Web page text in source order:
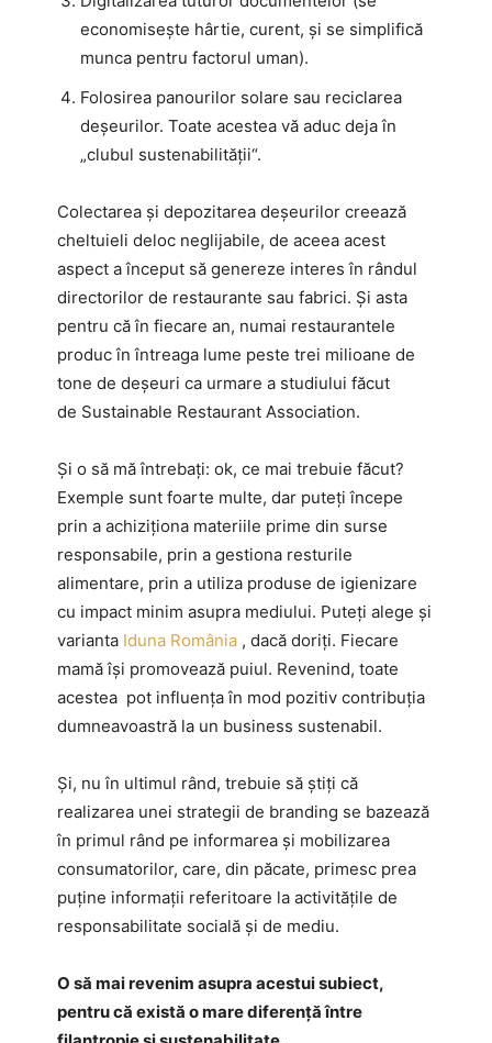
economisește hârtie, curent, și se simplifică
munca pentru factorul uman).
Folosirea panourilor solare sau reciclarea
deșeurilor. Toate acestea vă aduc deja în
„clubul sustenabilității“.
Colectarea și depozitarea deșeurilor creează
cheltuieli deloc neglijabile, de aceea acest
aspect a început să genereze interes în rândul
directorilor de restaurante sau fabrici. Și asta
pentru că în fiecare an, numai restaurantele
produc în întreaga lume peste trei milioane de
tone de deșeuri ca urmare a studiului făcut
de Sustainable Restaurant Association.
Și o să mă întrebați: ok, ce mai trebuie făcut?
Exemple sunt foarte multe, dar puteți începe
prin a achiziționa materiile prime din surse
responsabile, prin a gestiona resturile
alimentare, prin a utiliza produse de igienizare
cu impact minim asupra mediului. Puteți alege și
varianta Iduna România , dacă doriți. Fiecare
mamă își promovează puiul. Revenind, toate
acestea pot influența în mod pozitiv contribuția
dumneavoastră la un business sustenabil.
Și, nu în ultimul rând, trebuie să știți că
realizarea unei strategii de branding se bazează
în primul rând pe informarea și mobilizarea
consumatorilor, care, din păcate, primesc prea
puține informații referitoare la activitățile de
responsabilitate socială și de mediu.
O să mai revenim asupra acestui subiect,
pentru că există o mare diferență între